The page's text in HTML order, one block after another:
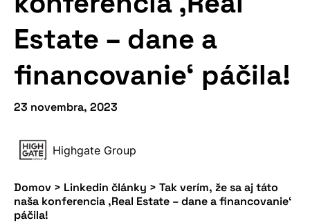
Estate – dane a
financovanie‘ páčila!
23 novembra, 2023
Highgate Group
Domov > Linkedin články > Tak verím, že sa aj táto
naša konferencia ‚Real Estate – dane a financovanie‘
páčila!